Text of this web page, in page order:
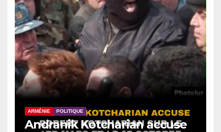
ARMÉNIE POLITIQUE
Andranik Kotcharian accuse